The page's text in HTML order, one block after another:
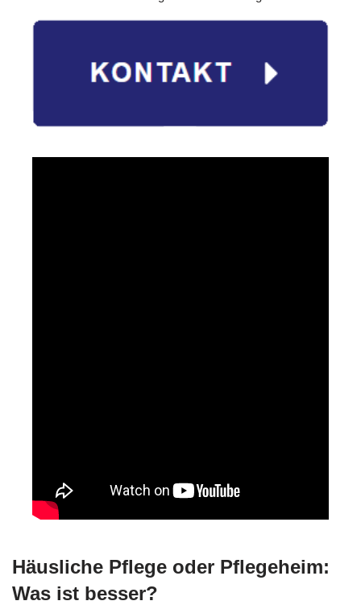
Häusliche Pflege oder Pflegeheim:
Was ist besser?